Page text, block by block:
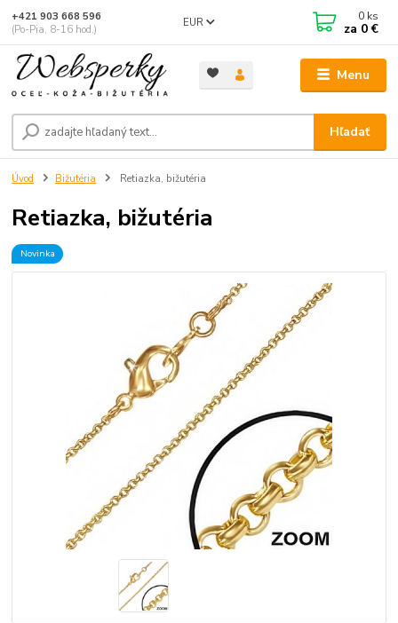
Menu
EUR
Hľadať
+421 903 668 596
(Po-Pia, 8-16 hod.)
0 ks
za 0 €
Úvod Bižutéria Retiazka, bižutéria
Retiazka, bižutéria
Novinka